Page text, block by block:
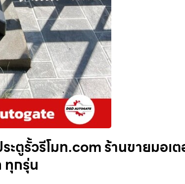
ตูรั้วรีโมท.com ร้านขายมอเ
ทุกรุ่น